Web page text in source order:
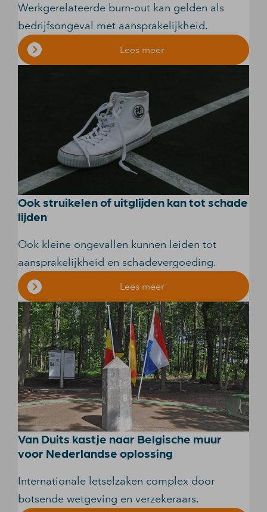
Werkgerelateerde burn-out kan gelden als
bedrijfsongeval met aansprakelijkheid.
Lees meer
Ook struikelen of uitglijden kan tot schade
lijden
Ook kleine ongevallen kunnen leiden tot
aansprakelijkheid en schadevergoeding.
Lees meer
Van Duits kastje naar Belgische muur
voor Nederlandse oplossing
Internationale letselzaken complex door
botsende wetgeving en verzekeraars.